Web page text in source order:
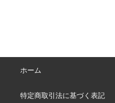
ホーム
特定商取引法に基づく表記